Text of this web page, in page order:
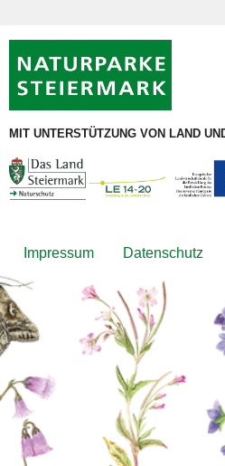
MIT UNTERSTÜTZUNG VON LAND
Footer
menu
Impressum Datenschutz